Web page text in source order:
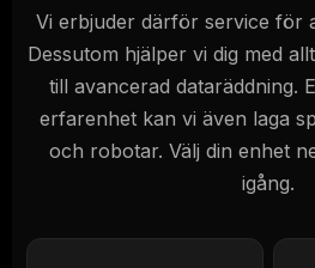
Vi erbjuder därför service för
Dessutom hjälper vi dig med
till avancerad dataräddning.
erfarenhet kan vi även laga
och robotar. Välj din enhet
igång.